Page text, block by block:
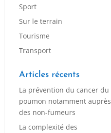
Sport
Sur le terrain
Tourisme
Transport
Articles récents
La prévention du cancer du
poumon notamment auprès
des non-fumeurs
La complexité des